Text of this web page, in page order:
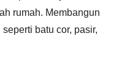
rumah. Membangun
batu cor, pasir,